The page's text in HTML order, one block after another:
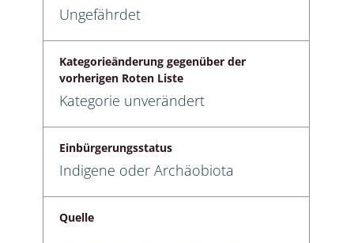
Ungefährdet
Kategorieänderung gegenüber der
vorherigen Roten Liste
Kategorie unverändert
Einbürgerungsstatus
Indigene oder Archäobiota
Quelle